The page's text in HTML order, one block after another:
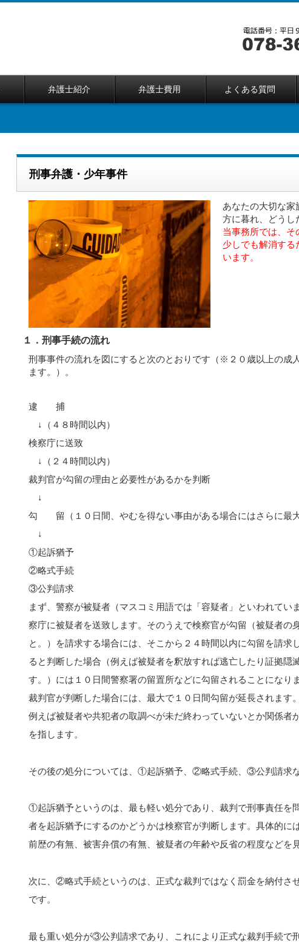
弁護士紹介 弁護士費用 よくある質問
刑事弁護・少年事件
あなたの大切な家
方に暮れ、どうし
当事務所では、そ
少しでも解消す
います。
１．刑事手続の流れ
刑事事件の流れを図にすると次のとおりです（※２０歳以上の成
ます。）。
逮 捕
↓（４８時間以内）
検察庁に送致
↓（２４時間以内）
裁判官が勾留の理由と必要性があるかを判断
↓
勾 留（１０日間、やむを得ない事由がある場合にはさらに最大
↓
①起訴猶予
②略式手続
③公判請求
まず、警察が被疑者（マスコミ用語では「容疑者」といわれてい
察庁に被疑者を送致します。そのうえで検察官が勾留（被疑者の
と。）を請求する場合には、そこから２４時間以内に勾留を請求
ると判断した場合（例えば被疑者を釈放すれば逃亡したり証拠隠
す。）には１０日間警察署の留置所などに勾留されることになり
裁判官が判断した場合には、最大で１０日間勾留が延長されます
例えば被疑者や共犯者の取調べが未だ終わっていないとか関係者
を指します。
その後の処分については、①起訴猶予、②略式手続、③公判請求な
①起訴猶予というのは、最も軽い処分であり、裁判で刑事責任を
者を起訴猶予にするのかどうかは検察官が判断します。具体的に
前歴の有無、被害弁償の有無、被疑者の年齢や反省の程度などを
次に、②略式手続というのは、正式な裁判ではなく罰金を納付さ
です。
最も重い処分が③公判請求であり、これにより正式な裁判手続で